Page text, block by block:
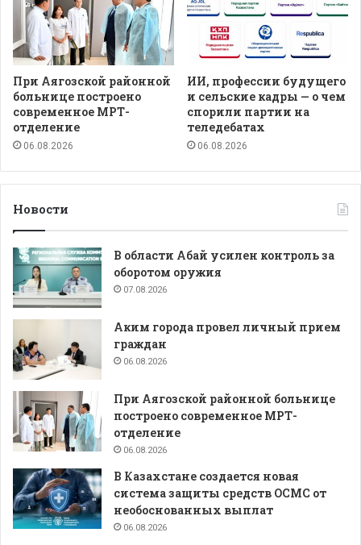
При Аягозской районной
больнице построено
современное МРТ-
отделение
06.08.2026
ИИ, профессии будущего
и сельские кадры — о чем
спорили партии на
теледебатах
06.08.2026
Новости
В области Абай усилен контроль за
оборотом оружия
07.08.2026
Аким города провел личный прием
граждан
06.08.2026
При Аягозской районной больнице
построено современное МРТ-
отделение
06.08.2026
В Казахстане создается новая
система защиты средств ОСМС от
необоснованных выплат
06.08.2026